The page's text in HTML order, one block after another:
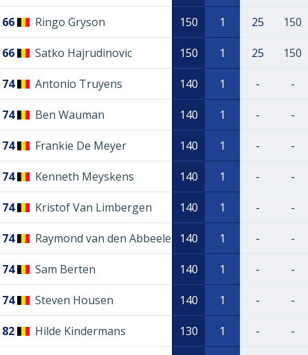
66 Ringo Gryson 150 1 25 150
66 Satko Hajrudinovic 150 1 25 150
74 Antonio Truyens 140 1 - -
74 Ben Wauman 140 1 - -
74 Frankie De Meyer 140 1 - -
74 Kenneth Meyskens 140 1 - -
74 Kristof Van Limbergen 140 1 - -
74 Raymond van den Abbeele 140 1 - -
74 Sam Berten 140 1 - -
74 Steven Housen 140 1 - -
82 Hilde Kindermans 130 1 - -